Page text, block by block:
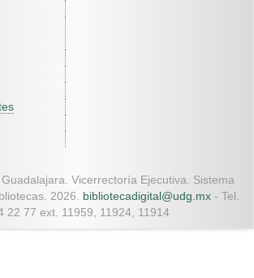
Vicerrectoría Ejecutiva. Sistema
2026. bibliotecadigital@udg.mx - Tel.
22 77 ext. 11959, 11924, 11914